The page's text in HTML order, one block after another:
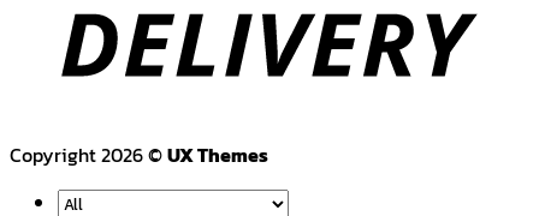
Copyright 2026 ©UX Themes